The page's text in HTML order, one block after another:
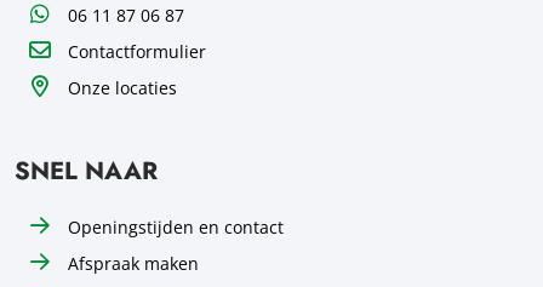
WhatsApp06 11 87 06 87
Contactformulier
Onze locaties
SNEL NAAR
Openingstijden en contact
Afspraak maken